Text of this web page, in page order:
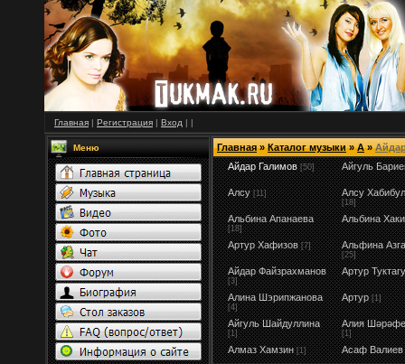
Главная | Регистрация | Вход | |
Меню Главная»Каталог музыки»А»
Айдар Галимов [50] Айгуль
Алсу [11] Алсу
[18]
Альбина Апанаева
[18]
Альбина
Артур Хафизов [7] Альфина
[25]
Айдар Файзрахманов
[3]
Артур
Алина Шэрипжанова
[4]
Артур [1]
Айгуль Шайдуллина
[1]
Алия
[1]
Алмаз Хамзин [1] Асаф Валиев